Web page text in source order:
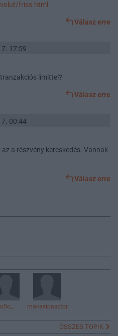
friss.html
Válasz erre
17:59
limittel?
Válasz erre
00:44
a részvény kereskedés. Vannak
Válasz erre
makasipasztor
ÖSSZES TOPIK